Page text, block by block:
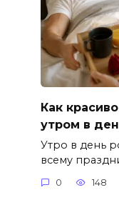
Как
утром в
Утро в день
всему
0 148